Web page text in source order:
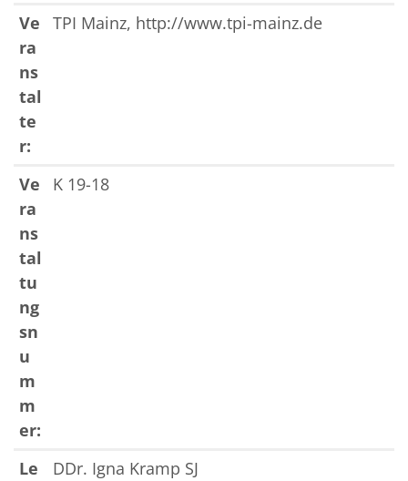
Ve
ra
ns
tal
te
r:
TPI Mainz, http://www.tpi-mainz.de
Ve
ra
ns
tal
tu
ng
sn
u
m
m
er:
K 19-18
Le
DDr. Igna Kramp SJ